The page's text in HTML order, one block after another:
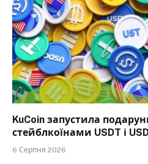
KuCoin запустила
стейблкоїнами USDT і
6 Серпня 2026